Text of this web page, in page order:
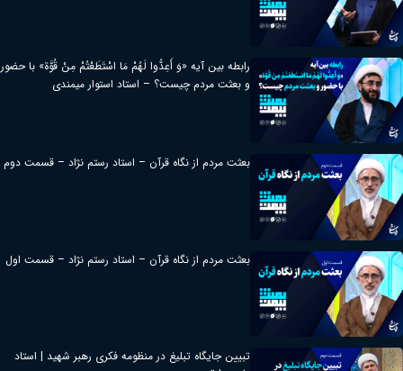
رابطه بین آیه «وَ أَعِدُّوا لَهُمْ مَا اسْتَطَعْتُمْ مِنْ قُوَّة» با حضور
و بعثت مردم چیست؟ – استاد استوار میمندی
بعثت مردم از نگاه قرآن – استاد رستم نژاد – قسمت دوم
بعثت مردم از نگاه قرآن – استاد رستم نژاد – قسمت اول
تبیین جایگاه تبلیغ در منظومه فکری رهبر شهید | استاد